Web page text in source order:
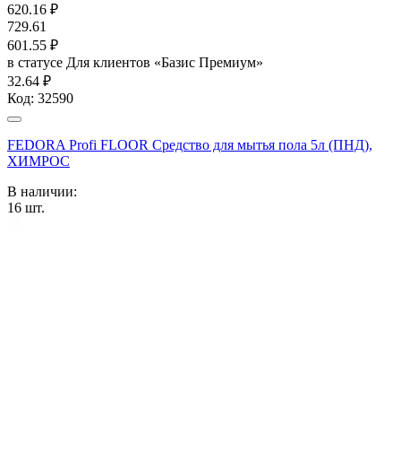
620.16 ₽
729.61
601.55 ₽
в статусе Для клиентов «Базис Премиум»
32.64 ₽
Код: 32590
FEDORA Profi FLOOR Средство для мытья пола 5л (ПНД),
ХИМРОС
В наличии:
16 шт.